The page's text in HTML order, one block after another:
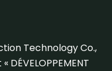
Technology Co.,